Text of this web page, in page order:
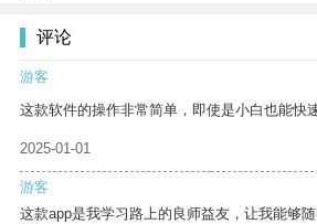
评论
游客
这款软件的操作非常简单，即使是小白也能快
2025-01-01
游客
这款app是我学习路上的良师益友，让我能够